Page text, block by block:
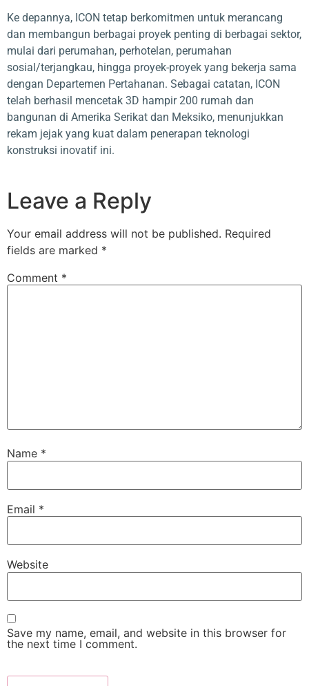
Ke depannya, ICON tetap berkomitmen untuk merancang
dan membangun berbagai proyek penting di berbagai sektor,
mulai dari perumahan, perhotelan, perumahan
sosial/terjangkau, hingga proyek-proyek yang bekerja sama
dengan Departemen Pertahanan. Sebagai catatan, ICON
telah berhasil mencetak 3D hampir 200 rumah dan
bangunan di Amerika Serikat dan Meksiko, menunjukkan
rekam jejak yang kuat dalam penerapan teknologi
konstruksi inovatif ini.
Leave a Reply
Your email address will not be published. Required
fields are marked *
Comment *
Name *
Email *
Website
Save my name, email, and website in this browser for
the next time I comment.